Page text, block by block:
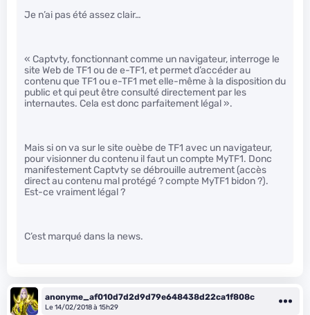
Je n’ai pas été assez clair…
« Captvty, fonctionnant comme un navigateur, interroge le
site Web de TF1 ou de e-TF1, et permet d’accéder au
contenu que TF1 ou e-TF1 met elle-même à la disposition du
public et qui peut être consulté directement par les
internautes. Cela est donc parfaitement légal ».
Mais si on va sur le site ouèbe de TF1 avec un navigateur,
pour visionner du contenu il faut un compte MyTF1. Donc
manifestement Captvty se débrouille autrement (accès
direct au contenu mal protégé ? compte MyTF1 bidon ?).
Est-ce vraiment légal ?
C’est marqué dans la news.
anonyme_af010d7d2d9d79e648438d22ca1f808c
Le 14/02/2018 à 15h29